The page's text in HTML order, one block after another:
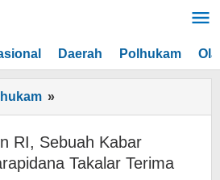
Daerah Polhukam
»
ke
79
Tahun
RI,
RI, Sebuah Kabar
Takalar Terima